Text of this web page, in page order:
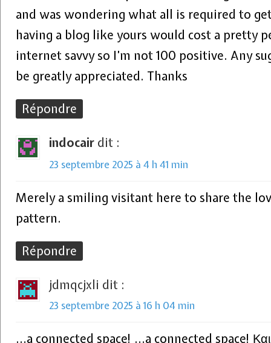
and was wondering what all is required to
having a blog like yours would cost a pretty
internet savvy so I’m not 100 positive. Any
be greatly appreciated. Thanks
Répondre
indocair dit :
23 septembre 2025 à 4 h 41 min
Merely a smiling visitant here to share the
pattern.
Répondre
jdmqcjxli dit :
23 septembre 2025 à 16 h 04 min
…a connected space! …a connected space! Και